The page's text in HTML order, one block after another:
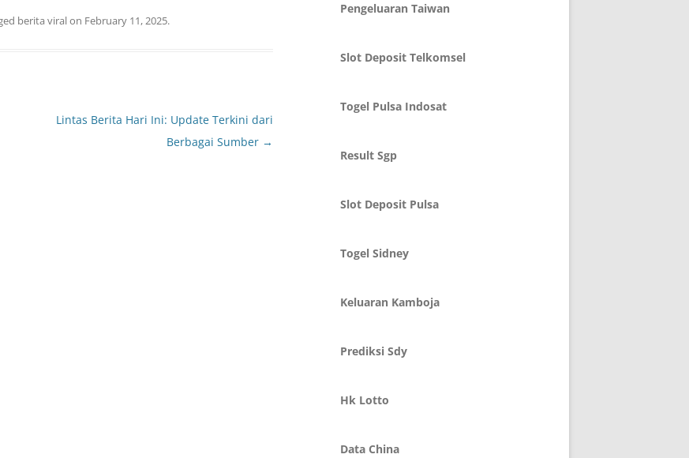
berita viralon February 11, 2025.
Lintas Berita Hari Ini: Update Terkini dari
Berbagai Sumber →
Pengeluaran Taiwan
Slot Deposit Telkomsel
Togel Pulsa Indosat
Result Sgp
Slot Deposit Pulsa
Togel Sidney
Keluaran Kamboja
Prediksi Sdy
Hk Lotto
Data China